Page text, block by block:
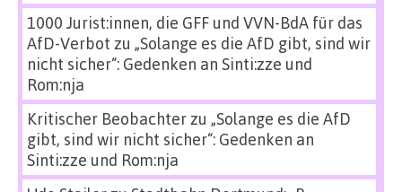
1000 Jurist:innen, die GFF und VVN-BdA für das
AfD-Verbot zu „Solange es die AfD gibt, sind wir
nicht sicher“: Gedenken an Sinti:zze und
Rom:nja
Kritischer Beobachterzu „Solange es die AfD
gibt, sind wir nicht sicher“: Gedenken an
Sinti:zze und Rom:nja